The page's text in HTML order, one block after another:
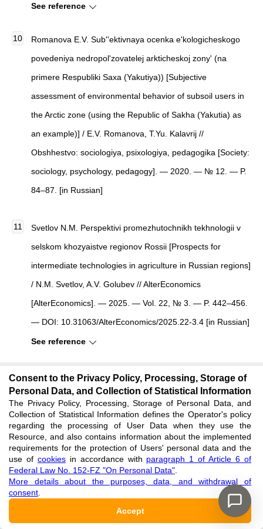
See reference
Romanova E.V. Sub''ektivnaya ocenka e'kologicheskogo
povedeniya nedropol'zovatelej arkticheskoj zony' (na
primere Respubliki Saxa (Yakutiya)) [Subjective
assessment of environmental behavior of subsoil users in
the Arctic zone (using the Republic of Sakha (Yakutia) as
an example)] / E.V. Romanova, T.Yu. Kalavrij //
Obshhestvo: sociologiya, psixologiya, pedagogika [Society:
sociology, psychology, pedagogy] . — 2020. — № 12. — P.
84–87. [in Russian]
Svetlov N.M. Perspektivi promezhutochnikh tekhnologii v
selskom khozyaistve regionov Rossii [Prospects for
intermediate technologies in agriculture in Russian regions]
/ N.M. Svetlov, A.V. Golubev // AlterEconomics
[AlterEconomics]. — 2025. — Vol. 22, № 3. — P. 442–456.
— DOI: 10.31063/AlterEconomics/2025.22-3.4 [in Russian]
See reference
Stepanov A.I. Sistema vedeniya sel'skogo hozyajstva v
Respublike Saha (Yakutiya) na period 2016-2020 gody
[Agricultural system in the Republic of Sakha (Yakutia) for
the period 2016–2020] : methodological manual / A.I.
Stepanov, L.S. Ivanova, S.A. Pavlova [et al.]. — Yakutsk:
Yakutsk Research Institute of Agriculture, 2016. — 416 p.
[in Russian]
Statisticheskiy yezhegodnik Respubliki Sakha (Yakutiya)
Consent to the Privacy Policy, Processing, Storage of
Personal Data, and Collection of Statistical Information
The Privacy Policy, Processing, Storage of Personal Data, and
Collection of Statistical Information defines the Operator's policy
regarding the processing of User Data when they use the
Resource, and also contains information about the implemented
requirements for the protection of Users' personal data and the
use of cookiesin accordance with paragraph 1 of Article 6 of
Federal Law No. 152-FZ "On Personal Data"
More details about the purposes, data, and withdrawal of
consent
Accept